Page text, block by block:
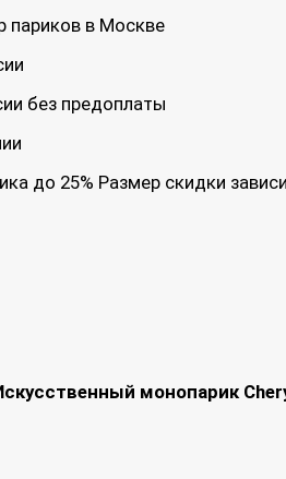
в Москве
без предоплаты
до 25% Размер скидки
монопарик